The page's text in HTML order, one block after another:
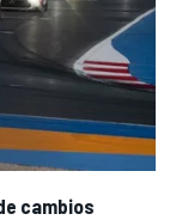
cambios